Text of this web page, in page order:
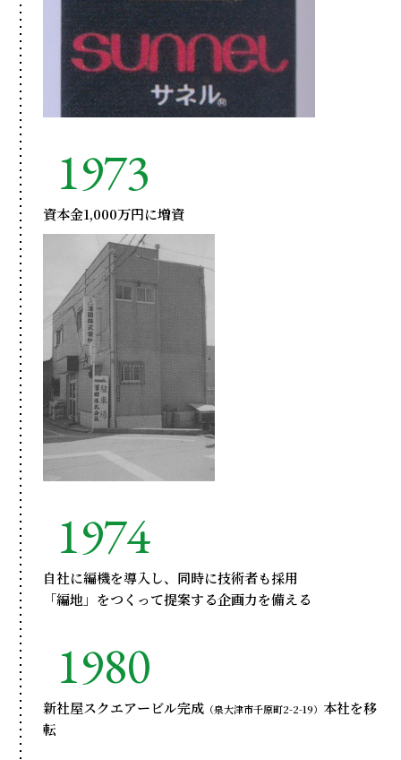
1973
資本金1,000万円に増資
1974
自社に編機を導入し、同時に技術者も採用
「編地」をつくって提案する企画力を備える
1980
新社屋スクエアービル完成 （泉大津市千原町2-2-19） 本社を移
転